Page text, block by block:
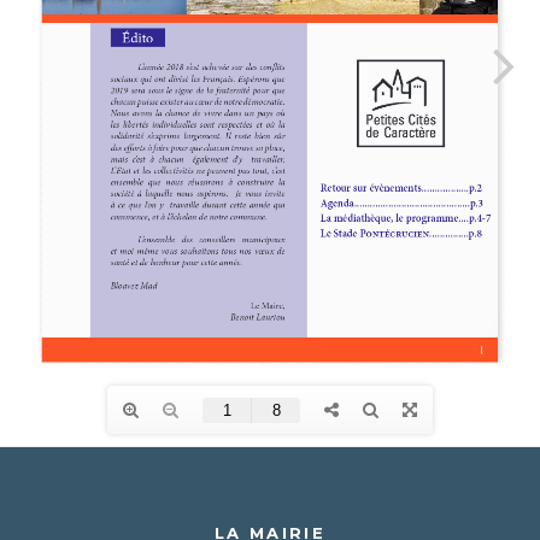
LA MAIRIE